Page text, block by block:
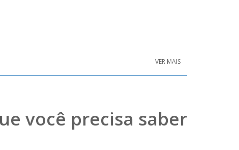
VER MAIS
você precisa saber